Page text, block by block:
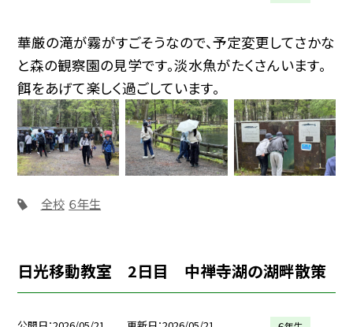
華厳の滝が霧がすごそうなので、予定変更してさかな
と森の観察園の見学です。淡水魚がたくさんいます。
餌をあげて楽しく過ごしています。
全校 ６年生
日光移動教室 2日目 中禅寺湖の湖畔散策